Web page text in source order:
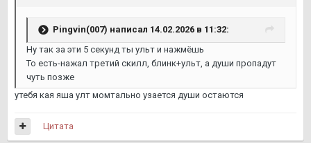
Pingvin(007) написал 14.02.2026 в 11:32:
Ну так за эти 5 секунд ты ульт и нажмёшь
То есть-нажал третий скилл, блинк+ульт, а души пропадут
чуть позже
утебя кая яша улт момтально узается души остаются
Цитата